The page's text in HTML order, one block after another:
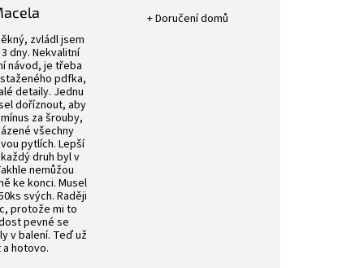
Hodnocení obchodu je 4 z 5 hvězdiček.
zvládl jsem
dny. Nekvalitní
návod, je třeba
pdfka,
detaily. Jednu
doříznout, aby
za šrouby,
všechny
pytlích. Lepší
druh byl v
nemůžou
ke konci. Musel
svých. Raději
protože mi to
pevné se
v balení. Teď už
hotovo.
Hodnocení obchodu je 5 z 5
+ Doručení domů